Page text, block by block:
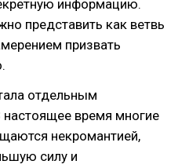
информацию.
представить как ветвь
призвать
отдельным
настоящее время многие
некромантией,
силу и